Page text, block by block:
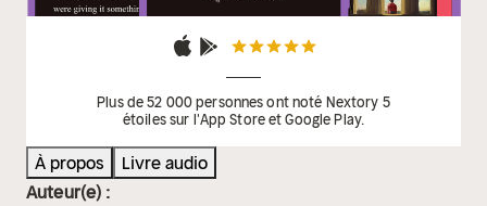
Plus de 52 000 personnes ont noté Nextory 5
étoiles sur l'App Store et Google Play.
À propos
Livre audio
Auteur(e) :